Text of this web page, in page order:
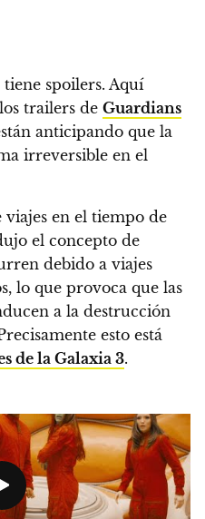
spoilers. Aquí
trailers de Guardians
anticipando que la
irreversible en el
viajes en el tiempo de
el concepto de
debido a viajes
lo que provoca que las
a la destrucción
esto está
de la Galaxia 3.